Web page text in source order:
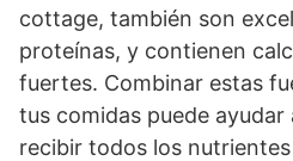
cottage, también son
proteínas, y contienen
fuertes. Combinar estas
tus comidas puede ayudar
recibir todos los